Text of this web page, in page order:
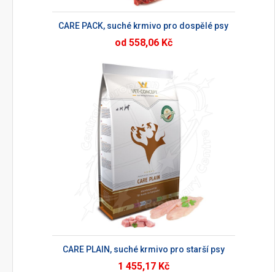
CARE PACK, suché krmivo pro dospělé psy
od 558,06 Kč
CARE PLAIN, suché krmivo pro starší psy
1 455,17 Kč